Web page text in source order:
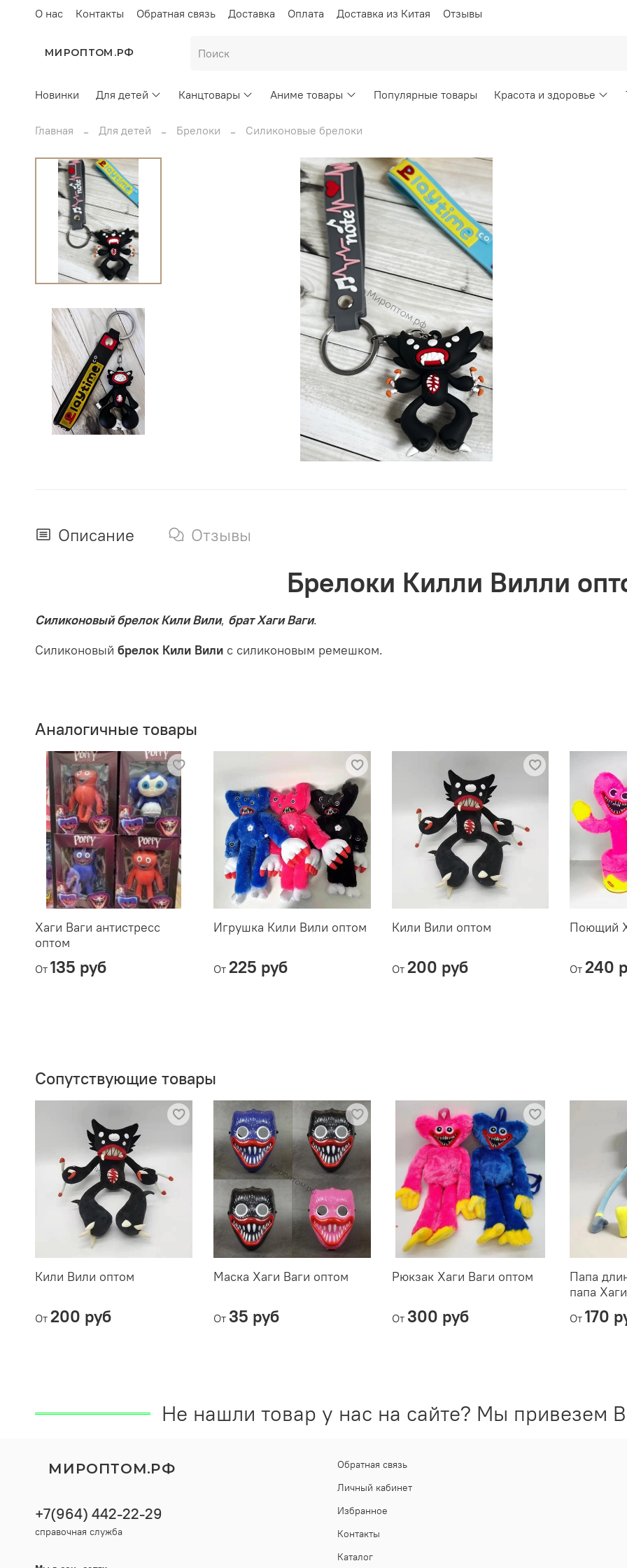
О нас Контакты Обратная связь Доставка Оплата Доставка из Китая Отзывы
МИРОПТОМ.РФ
Новинки Для детей Канцтовары Аниме товары Популярные товары Красота и здоровье
Главная Для детей Брелоки Силиконовые брелоки
Описание Отзывы
Брелоки Килли Вилли
Силиконовый брелок Кили Вили, брат Хаги Ваги.
Силиконовый брелок Кили Вили с силиконовым ремешком.
Аналогичные товары
Хаги Ваги антистресс
оптом
От 135 руб
Игрушка Кили Вили оптом
От 225 руб
Кили Вили оптом
От 200 руб
Поющий
От 240
Сопутствующие товары
Кили Вили оптом
От 200 руб
Маска Хаги Ваги оптом
От 35 руб
Рюкзак Хаги Ваги оптом
От 300 руб
Папа
папа
От 170
Не нашли товар у нас на сайте? Мы привезем
Обратная связь
Личный кабинет
Избранное
Контакты
Каталог
МИРОПТОМ.РФ
+7(964) 442-22-29
справочная служба